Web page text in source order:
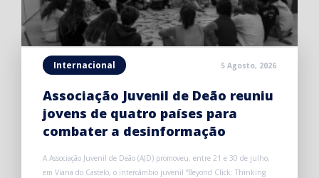
Internacional 5 Agosto, 2026
Associação Juvenil de Deão reuniu
jovens de quatro países para
combater a desinformação
A Associação Juvenil de Deão (AJD) promoveu, entre 21 e 30 de julho,
em Viana do Castelo, o intercâmbio juvenil “Beyond Click: Thinking